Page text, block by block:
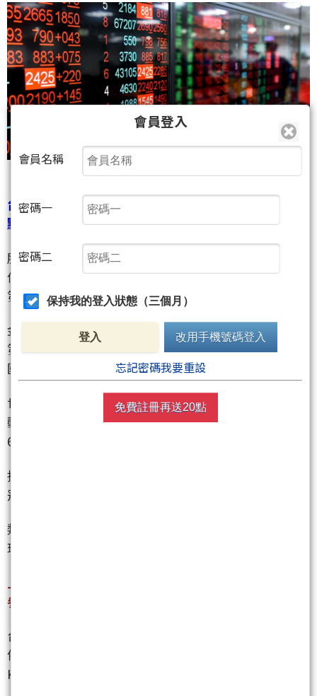
台股今天（16）日收盤報15,221.12點，下跌166.47
點，跌幅1.08％，成交量2,417.8億。
股利不如預期的臺企銀開盤就爆量跳水，一度觸及跌
停，最後下跌9.29％，收在12.7元，成交量為上市個股
第一名，超過23萬張。
金融股又被國外的銀行風暴掃到，從公股的合庫金、
第一金、兆豐金、華南金、彰銀，到民營的富邦金、
國泰金、中信金、新光金、玉山金，通通倒成一片。
世芯-KY去年營收創新高，今天收獲一根漲停，同時帶
動IC設計族群的表現，譜瑞-KY上漲7.84％，祥碩上漲
6.3％，鈺太、威鋒電子、瑞昱、天鈺也都收紅。
據業內初步統計，上市、櫃股票合計佳龍、鈺邦、智
冠、合邦共5檔漲停板，表現搶眼。
類股表現方面，電腦類股表現亮眼，上漲0.22％；玻
璃陶瓷類股表現疲軟，下挫3.1％。
上市股、上櫃股今成交量與漲跌幅前10名如下，僅供
參考：
台股上市股今漲幅達5％的有10檔，前3名皆為漲停，
依序為佳龍
KY
會員登入
會員名稱
密碼一
密碼二
保持我的登入狀態（三個月）
登入 改用手機號碼登入
忘記密碼我要重設
免費註冊再送20點